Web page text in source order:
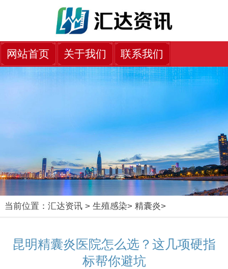
网站首页 关于我们 联系我们
当前位置： 汇达资讯> 生殖感染> 精囊炎>
昆明精囊炎医院怎么选？这几项硬指
标帮你避坑